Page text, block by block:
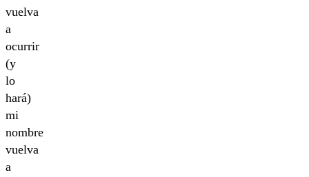
vuelva
a
ocurrir
(y
lo
hará)
mi
nombre
vuelva
a